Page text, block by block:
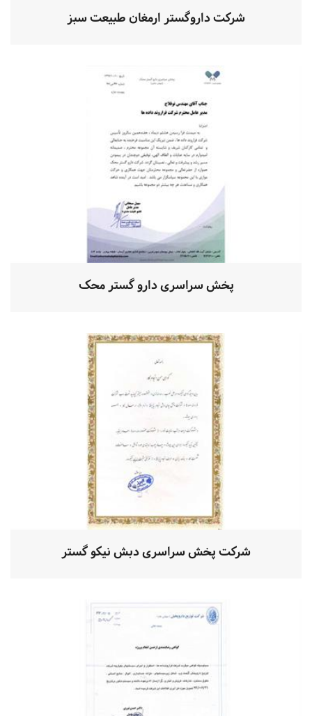
شرکت داروگستر ارمغان طبیعت سبز
پخش سراسری دارو گستر محک
شرکت پخش سراسری دبش نیکو گستر